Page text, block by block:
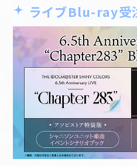
ライブBlu-ray受